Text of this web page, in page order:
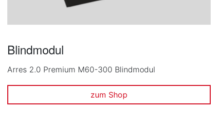
Blindmodul
Arres 2.0 Premium M60-300 Blindmodul
zum Shop